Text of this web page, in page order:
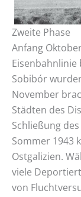
Zweite Phase
Anfang
Sobibór
November
Städten des
Schließung
Sommer 1943
Ostgalizien.
viele
von